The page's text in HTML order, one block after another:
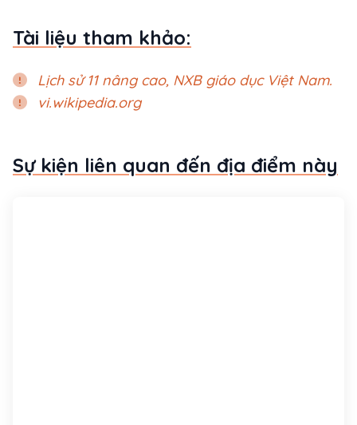
Tài liệu tham khảo:
Lịch sử 11 nâng cao, NXB giáo dục Việt Nam.
vi.wikipedia.org
Sự kiện liên quan đến địa điểm này